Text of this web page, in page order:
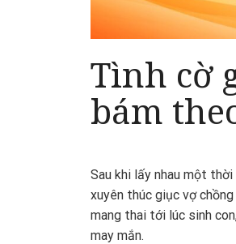
Tình cờ
bám
Sau khi lấy nhau một
xuyên thúc giục vợ
mang thai tới lúc sinh
may mắn.